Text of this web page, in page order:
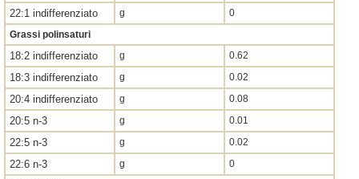
22:1 indifferenziato g
0
Grassi polinsaturi
18:2 indifferenziato g 0.62
18:3 indifferenziato g 0.02
20:4 indifferenziato g 0.08
20:5 n-3 g 0.01
22:5 n-3 g 0.02
22:6 n-3 g
0